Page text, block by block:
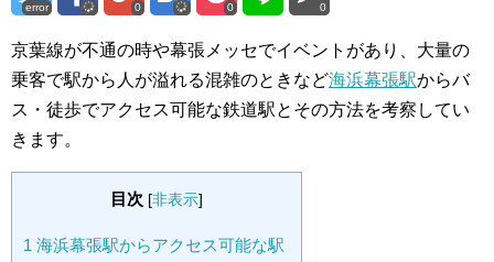
error 0 0 0
京葉線が不通の時や幕張メッセでイベントがあり、大量の
乗客で駅から人が溢れる混雑のときなど海浜幕張駅からバ
ス・徒歩でアクセス可能な鉄道駅とその方法を考察してい
きます。
目次 [非表示]
1 海浜幕張駅からアクセス可能な駅